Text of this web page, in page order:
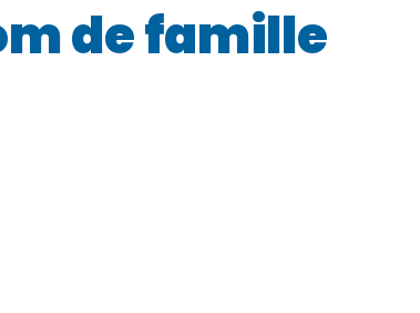
de famille